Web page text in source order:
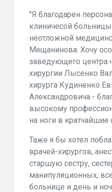
"Я благодарен
клиничесой
неотложной
Мещанинова. Хочу
заведующего центра
хирургии Лысенко
хирурга Кудиненко
Александровича -
высокому
на ноги в кратчайшие
Таже я бы хотел
врачей-хирургов,
старшую сестру,
манипуляционных,
больнице и день и